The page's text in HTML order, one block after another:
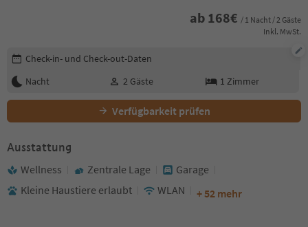
ab 168€ / 1 Nacht / 2 Gäste
Inkl. MwSt.
Buchungsdetails bearbeiten
Check-in- und Check-out-Daten
Nacht
2 Gäste 1 Zimmer
Verfügbarkeit prüfen
Ausstattung
Wellness Zentrale Lage
Garage
Kleine Haustiere erlaubt
WLAN + 52 mehr